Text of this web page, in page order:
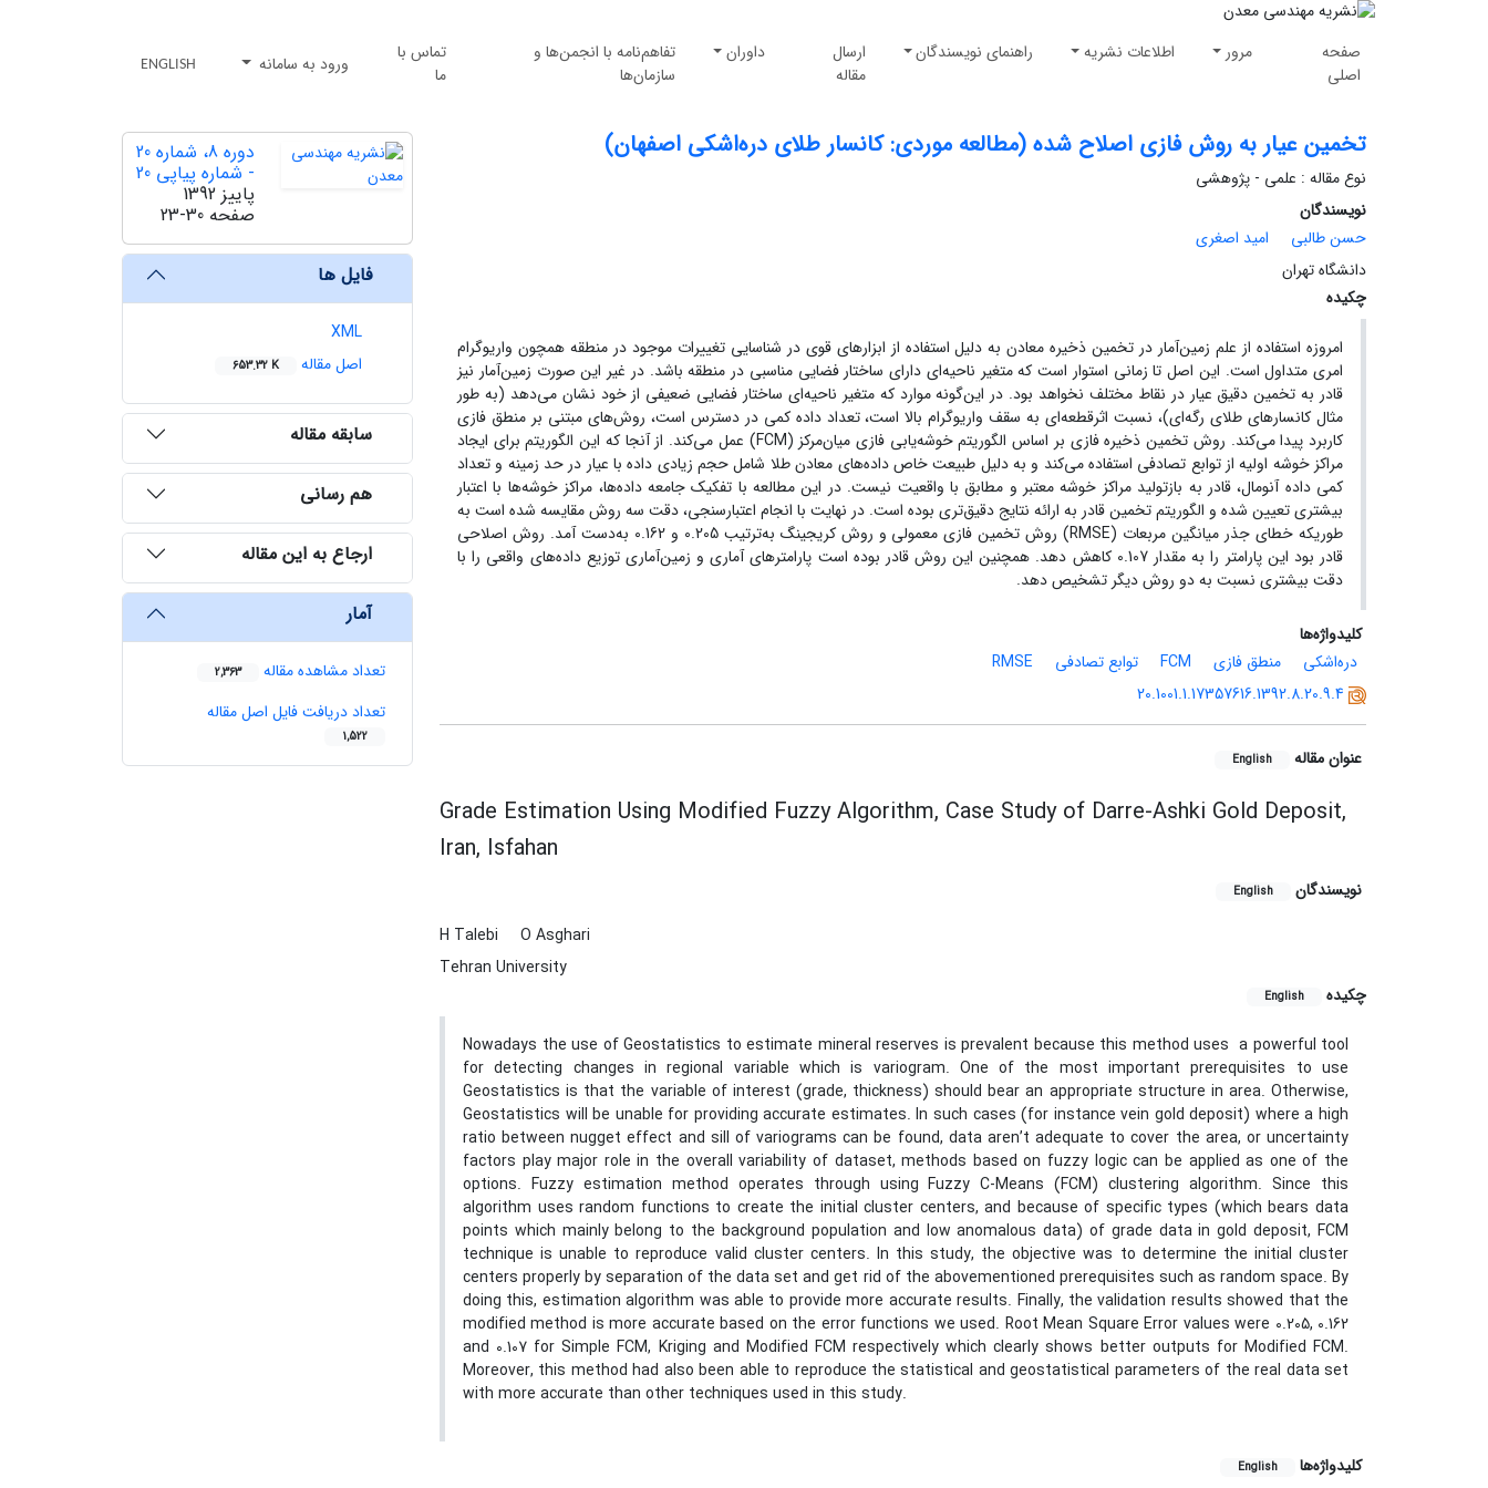
صفحه
اصلی
مرور اطلاعات نشریه راهنمای نویسندگان
ارسال
مقاله
داوران
تفاهم‌نامه با انجمن‌ها و
سازمان‌ها
تماس با
ما
ورود به سامانه ENGLISH
تخمین عیار به روش فازی اصلاح شده (مطالعه موردی: کانسار طلای دره‌اشکی اصفهان)
نوع مقاله : علمی - پژوهشی
نویسندگان
حسن طالبی
امید اصغری
دانشگاه تهران
چکیده
امروزه استفاده از علم زمین‌آمار در تخمین ذخیره معادن به دلیل استفاده از ابزار‌های قوی در شناسایی تغییرات موجود در منطقه همچون واریوگرام
امری متداول است. این اصل تا زمانی استوار است که متغیر ناحیه‌ای دارای ساختار فضایی مناسبی در منطقه باشد. در غیر این صورت زمین‌آمار نیز
قادر به تخمین دقیق عیار در نقاط مختلف نخواهد بود. در این‌گونه موارد که متغیر ناحیه‌ای ساختار فضایی ضعیفی از خود نشان می‌دهد (به طور
مثال کانسار‌های طلای رگه‌ای)، نسبت اثرقطعه‌ای به سقف واریوگرام بالا است، تعداد داده کمی در دسترس است، روش‌های مبتنی بر منطق فازی
کاربرد پیدا می‌کند. روش تخمین ذخیره فازی بر اساس الگوریتم خوشه‌یابی فازی میان‌مرکز (FCM) عمل می‌کند. از آنجا که این الگوریتم برای ایجاد
مراکز خوشه اولیه از توابع تصادفی استفاده می‌کند و به دلیل طبیعت خاص داده‌های معادن طلا شامل حجم زیادی داده با عیار در حد زمینه و تعداد
کمی داده آنومال، قادر به بازتولید مراکز خوشه معتبر و مطابق با واقعیت نیست. در این مطالعه با تفکیک جامعه داده‌ها، مراکز خوشه‌‌ها با اعتبار
بیشتری تعیین شده و الگوریتم تخمین قادر به ارائه نتایج دقیق‌تری بوده است. در نهایت با انجام اعتبار‌سنجی، دقت سه روش مقایسه شده است به
طوریکه خطای جذر میانگین مربعات (RMSE) روش تخمین فازی معمولی و روش کریجینگ به‌ترتیب 0.205 و 0.162 به‌دست آمد. روش اصلاحی
قادر بود این پارامتر را به مقدار 0.107 کاهش دهد. همچنین این روش قادر بوده است پارامتر‌های آماری و زمین‌آماری توزیع داده‌های واقعی را با
دقت بیشتری نسبت به دو روش دیگر تشخیص دهد.
کلیدواژه‌ها
دره‌اشکی
منطق فازی FCM توابع تصادفی
RMSE
20.1001.1.17357616.1392.8.20.9.4
عنوان مقاله English
Grade Estimation Using Modified Fuzzy Algorithm, Case Study of Darre-Ashki Gold Deposit,
Iran, Isfahan
نویسندگان English
H Talebi
O Asghari
Tehran University
چکیده
English
Nowadays the use of Geostatistics to estimate mineral reserves is prevalent because this method uses a powerful tool
for detecting changes in regional variable which is variogram. One of the most important prerequisites to use
Geostatistics is that the variable of interest (grade, thickness) should bear an appropriate structure in area. Otherwise,
Geostatistics will be unable for providing accurate estimates. In such cases (for instance vein gold deposit) where a high
ratio between nugget effect and sill of variograms can be found, data aren’t adequate to cover the area, or uncertainty
factors play major role in the overall variability of dataset, methods based on fuzzy logic can be applied as one of the
options. Fuzzy estimation method operates through using Fuzzy C-Means (FCM) clustering algorithm. Since this
algorithm uses random functions to create the initial cluster centers, and because of specific types (which bears data
points which mainly belong to the background population and low anomalous data) of grade data in gold deposit, FCM
technique is unable to reproduce valid cluster centers. In this study, the objective was to determine the initial cluster
centers properly by separation of the data set and get rid of the abovementioned prerequisites such as random space. By
doing this, estimation algorithm was able to provide more accurate results. Finally, the validation results showed that the
modified method is more accurate based on the error functions we used. Root Mean Square Error values were 0.205, 0.162
and 0.107 for Simple FCM, Kriging and Modified FCM respectively which clearly shows better outputs for Modified FCM.
Moreover, this method had also been able to reproduce the statistical and geostatistical parameters of the real data set
with more accurate than other techniques used in this study.
کلیدواژه‌ها English
دوره 8، شماره 20
- شماره پیاپی 20
پاییز 1392
صفحه23-30
فایل ها
XML
اصل مقاله
653.32 K
سابقه مقاله
هم رسانی
ارجاع به این مقاله
آمار
تعداد مشاهده مقاله 2,363
تعداد دریافت فایل اصل مقاله
1,522